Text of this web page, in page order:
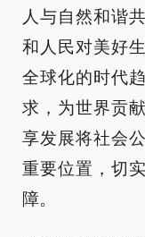
人与自然和谐
和人民对美好
全球化的时代
求，为世界贡
享发展将社会
重要位置，切
障。